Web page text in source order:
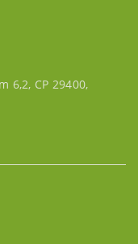
6,2, CP 29400,